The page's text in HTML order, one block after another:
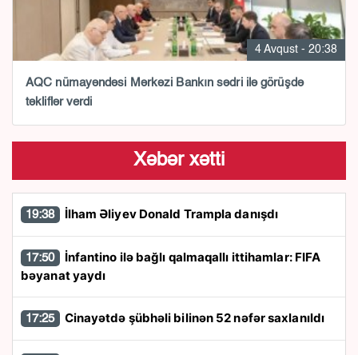
4 Avqust - 20:38
AQC nümayəndəsi Mərkəzi Bankın sədri ilə görüşdə
təkliflər verdi
Xəbər xətti
19:38 İlham Əliyev Donald Trampla danışdı
17:50
bəyanat yaydı
17:25 Cinayətdə şübhəli bilinən 52 nəfər saxlanıldı